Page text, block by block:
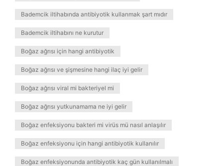
Bademcik iltihabında antibiyotik kullanmak şart mıdır
Bademcik iltihabını ne kurutur
Boğaz ağrısı için hangi antibiyotik
Boğaz ağrısı ve şişmesine hangi ilaç iyi gelir
Boğaz ağrısı viral mi bakteriyel mi
Boğaz ağrısı yutkunamama ne iyi gelir
Boğaz enfeksiyonu bakteri mi virüs mü nasıl anlaşılır
Boğaz enfeksiyonu için hangi antibiyotik kullanılır
Boğaz enfeksiyonunda antibiyotik kaç gün kullanılmalı